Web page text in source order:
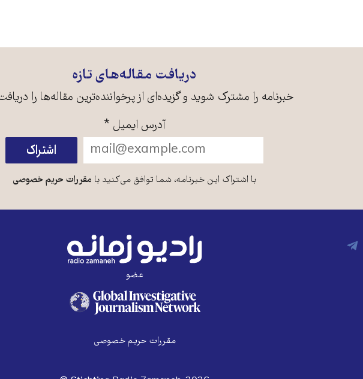
دریافت مقاله‌های تازه
خبرنامه را مشترک شوید و گزیده‌ای از پرخواننده‌ترین مقاله‌ها را
آدرس ایمیل *
با اشتراک این خبرنامه، شما توافق می‌کنید با مقررات حریم خصوصی
عضو
مقررات حریم خصوصی